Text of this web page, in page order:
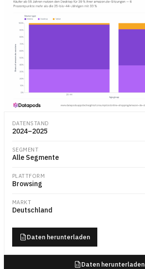
DATENSTAND
2024–2025
SEGMENT
Alle Segmente
PLATTFORM
Browsing
MARKT
Deutschland
Daten herunterladen
Daten herunterladen